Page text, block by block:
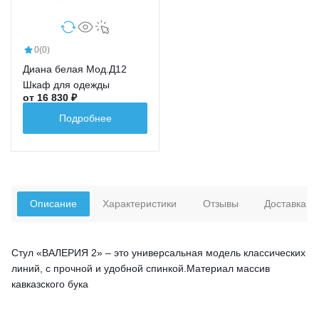
0(0)
Диана белая Мод.Д12
Шкаф для одежды
от 16 830 ₽
Подробнее
Описание
Стул «ВАЛЕРИЯ 2» – это универсальная модель классических
линий, с прочной и удобной спинкой.Материал массив
кавказского бука
Характеристики Отзывы Доставка